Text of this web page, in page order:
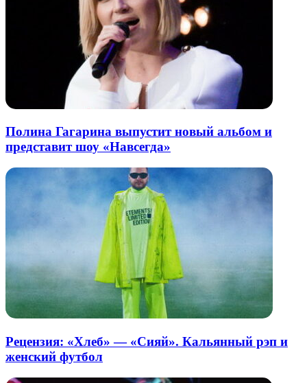
Полина Гагарина выпустит новый альбом и
представит шоу «Навсегда»
Рецензия: «Хлеб» — «Сияй». Кальянный рэп и
женский футбол